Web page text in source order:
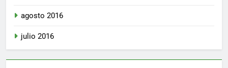
agosto 2016
julio 2016